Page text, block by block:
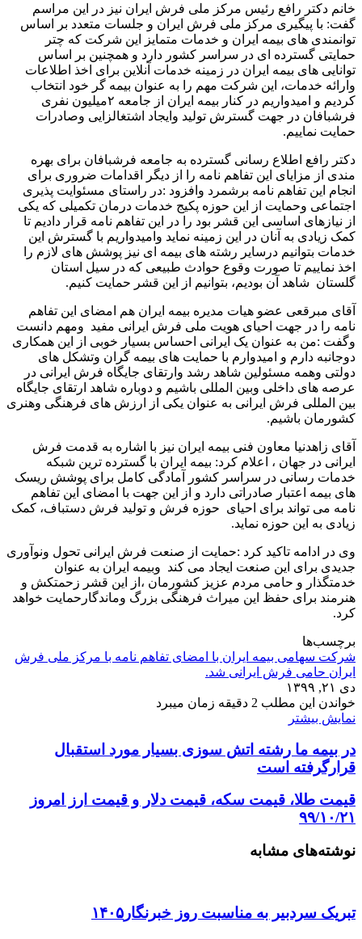
خانم دکتر رافع رئیس مرکز ملی فرش ایران نیز در این مراسم
گفت: با پیگیری مرکز ملی فرش ایران و جلسات متعدد بر اساس
توانمندی های بیمه ایران و خدمات متمایز این شرکت که چتر
حمایتی گسترده ای در سراسر کشور دارد و همچنین بر اساس
توانایی های بیمه ایران در زمینه خدمات آنلاین برای اخذ اطلاعات
وارائه خدمات، این شرکت مهم را به عنوان بیمه گر خود انتخاب
کردیم و امیدواریم در کنار بیمه ایران از جامعه ۲میلیون نفری
فرشبافان در جهت گسترش تولید وایجاد اشتغالزایی وصادرات
حمایت نماییم.
دکتر رافع اطلاع رسانی گسترده به جامعه فرشبافان برای بهره
مندی از مزایای این تفاهم نامه را از دیگر اقدامات ضروری برای
انجام این تفاهم نامه برشمرد وافزود :در راستای مسئوایت پذیری
اجتماعی وحمایت از این حوزه پکیج خدمات درمان تکمیلی که یکی
از نیازهای اساسی این قشر بود را در این تفاهم نامه قرار دادیم تا
کمک زیادی به آنان در این زمینه نماید وامیدواریم با گسترش این
خدمات بتوانیم درسایر رشته های بیمه ای نیز پوشش های لازم را
اخذ نماییم تا صورت وقوع حوادث طبیعی که در سیل استان
گلستان شاهد آن بودیم، بتوانیم از این قشر حمایت کنیم.
آقای مبرقعی عضو هیات مدیره بیمه ایران هم امضای این تفاهم
نامه را در جهت احیای هویت ملی فرش ایرانی مفید ومهم دانست
وگفت :من به عنوان یک ایرانی احساس بسیار خوبی از این همکاری
دوجانبه دارم و امیدوارم با حمایت های بیمه گران وتشکل های
دولتی وهمه مسئولین شاهد رشد وارتقای جایگاه فرش ایرانی در
عرصه های داخلی وبین المللی باشیم و دوباره شاهد ارتقای جایگاه
بین المللی فرش ایرانی به عنوان یکی از ارزش های فرهنگی وهنری
کشورمان باشیم.
آقای زاهدنیا معاون فنی بیمه ایران نیز با اشاره به قدمت فرش
ایرانی در جهان ، اعلام کرد: بیمه ایران با گسترده ترین شبکه
خدمات رسانی در سراسر کشور آمادگی کامل برای پوشش ریسک
های بیمه اعتبار صادراتی دارد و از این جهت با امضای این تفاهم
نامه می تواند برای احیای حوزه فرش و تولید فرش دستباف، کمک
زیادی به این حوزه نماید.
وی در ادامه تاکید کرد :حمایت از صنعت فرش ایرانی تحول ونوآوری
جدیدی برای این صنعت ایجاد می کند وبیمه ایران به عنوان
خدمتگذار و حامی مردم عزیز کشورمان ،از این قشر زحمتکش و
هنرمند برای حفظ این میراث فرهنگی بزرگ وماندگارحمایت خواهد
کرد.
برچسب‌ها
شرکت سهامی بیمه ایران با امضای تفاهم نامه با مرکز ملی فرش
ایران حامی فرش ایرانی شد.
دی ۲۱, ۱۳۹۹
خواندن این مطلب 2 دقیقه زمان میبرد
نمایش بیشتر
در بیمه ما رشته اتش سوزی بسیار مورد استقبال
قرارگرفته است
قیمت طلا، قیمت سکه، قیمت دلار و قیمت ارز امروز
۹۹/۱۰/۲۱
نوشته‌های مشابه
تبریک سردبیر به مناسبت روز خبرنگار۱۴۰۵